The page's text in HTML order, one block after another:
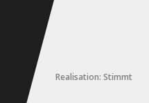
Realisation: Stimmt